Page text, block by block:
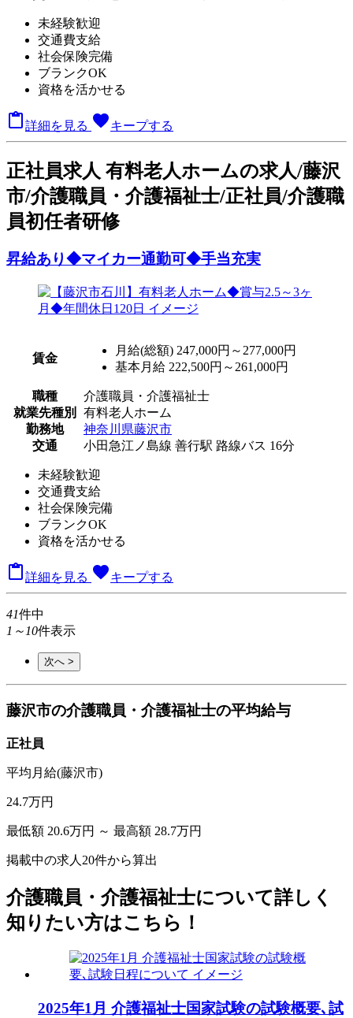
未経験歓迎
交通費支給
社会保険完備
ブランクOK
資格を活かせる
詳細を見る favoriteキープする
正社員求人 有料老人ホームの求人/藤沢
市/介護職員・介護福祉士/正社員/介護職
員初任者研修
昇給あり◆マイカー通勤可◆手当充実
賃金
月給(総額) 247,000円～277,000円
基本月給 222,500円～261,000円
職種
介護職員・介護福祉士
就業先種別
有料老人ホーム
勤務地
神奈川県藤沢市
交通
小田急江ノ島線 善行駅 路線バス 16分
未経験歓迎
交通費支給
社会保険完備
ブランクOK
資格を活かせる
詳細を見る favoriteキープする
41件中
1～10件表示
次へ >
藤沢市の介護職員・介護福祉士の平均給与
正社員
平均月給(藤沢市)
24.7万円
最低額 20.6万円 ～ 最高額 28.7万円
掲載中の求人 20件から算出
介護職員・介護福祉士について詳しく
知りたい方はこちら！
2025年1月 介護福祉士国家試験の試験概要､試